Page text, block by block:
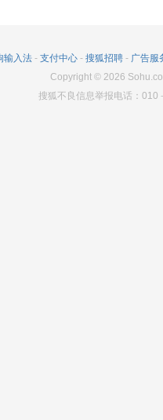
输入法 - 支付中心 - 搜狐招聘 - 广告服
Copyright© 2026
搜狐不良信息举报电话：010